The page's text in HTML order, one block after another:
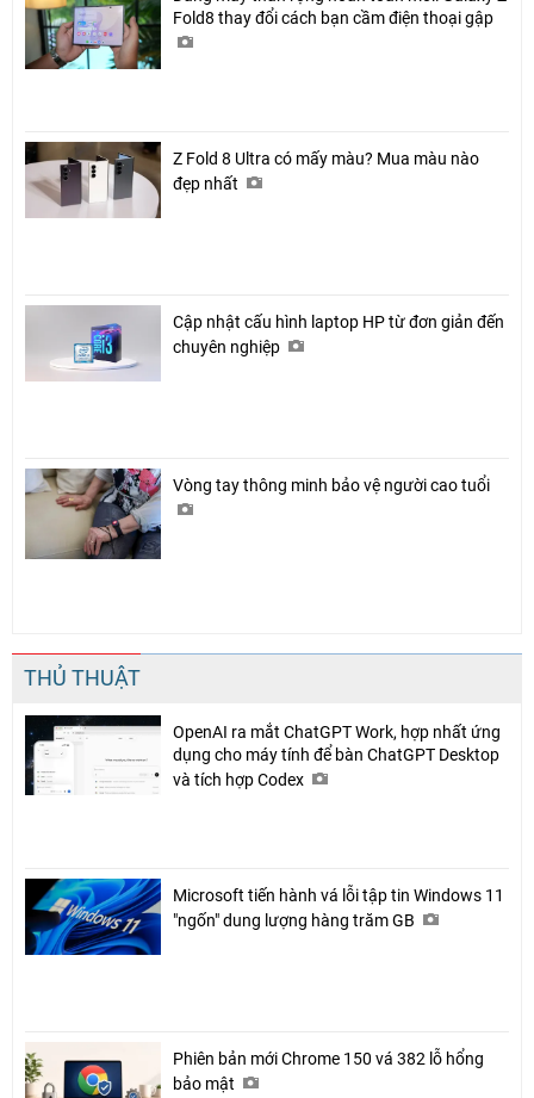
Fold8 thay đổi cách bạn cầm điện thoại gập
Z Fold 8 Ultra có mấy màu? Mua màu nào
đẹp nhất
Cập nhật cấu hình laptop HP từ đơn giản đến
chuyên nghiệp
Vòng tay thông minh bảo vệ người cao tuổi
THỦ THUẬT
OpenAI ra mắt ChatGPT Work, hợp nhất ứng
dụng cho máy tính để bàn ChatGPT Desktop
và tích hợp Codex
Microsoft tiến hành vá lỗi tập tin Windows 11
"ngốn" dung lượng hàng trăm GB
Phiên bản mới Chrome 150 vá 382 lỗ hổng
bảo mật